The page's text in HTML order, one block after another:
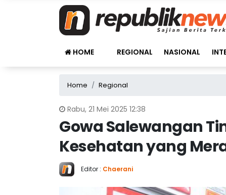
HOME REGIONAL NASIONAL
Home Regional
Rabu, 21 Mei 2025 12:38
Gowa Salewangan
Kesehatan yang
Editor : Chaerani